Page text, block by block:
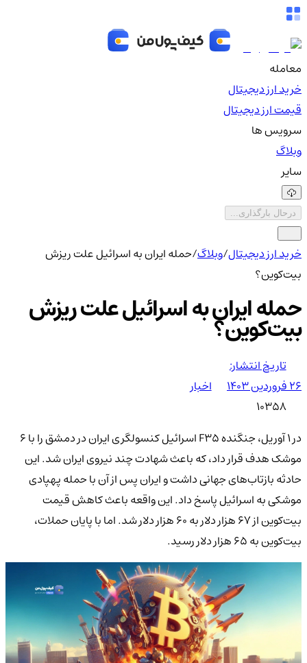
معامله
خرید ارز دیجیتال
قیمت ارز دیجیتال
سرویس ها
وبلاگ
سایر
درحال بارگذاری...
خرید ارز دیجیتال/وبلاگ/حمله ایران به اسرائیل علت ریزش
بیت‌کوین؟
حمله ایران به اسرائیل علت ریزش
بیت‌کوین؟
تاریخ انتشار:
۲۶ فروردین ۱۴۰۳
اخبار
10358
در 1 آوریل، جنگنده F35 اسرائیل کنسولگری ایران در دمشق را با 6
موشک هدف قرار داد، که باعث شهادت چند نیروی ایران شد. این
حادثه بازتاب‌های جهانی داشت و ایران پس از آن با حمله پهپادی
موشکی به اسرائیل پاسخ داد. این واقعه باعث کاهش قیمت
بیت‌کوین از 67 هزار دلار به 60 هزار دلار شد. اما با پایان حملات،
بیت‌کوین به 65 هزار دلار رسید.